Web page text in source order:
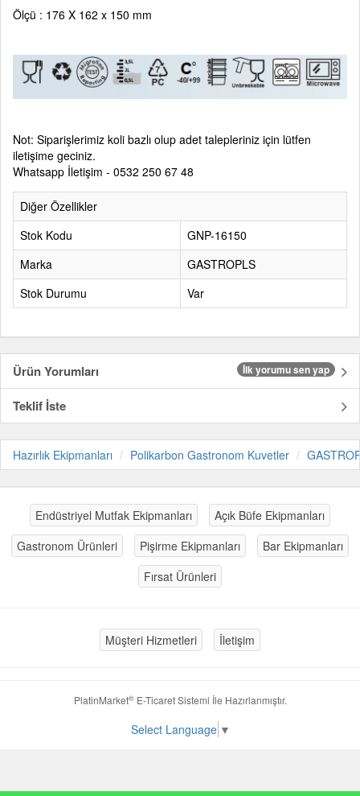
Ölçü : 176 X 162 x 150 mm
Not: Siparişlerimiz koli bazlı olup adet talepleriniz için lütfen
iletişime geciniz.
Whatsapp İletişim - 0532 250 67 48
Diğer Özellikler
Stok Kodu
GNP-16150
Marka
GASTROPLS
Stok Durumu
Var
Ürün Yorumları İlk yorumu sen yap
Teklif İste
Hazırlık Ekipmanları Polikarbon Gastronom Kuvetler
Endüstriyel Mutfak Ekipmanları
Açık Büfe Ekipmanları
Gastronom Ürünleri
Pişirme Ekipmanları
Bar Ekipmanları
Fırsat Ürünleri
Müşteri Hizmetleri İletişim
PlatinMarket®E-Ticaret Sistemi İle Hazırlanmıştır.
Select Language ▼